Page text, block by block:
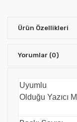
Ürün Özellikleri
Yorumlar (0)
Uyumlu
Olduğu Yazıcı